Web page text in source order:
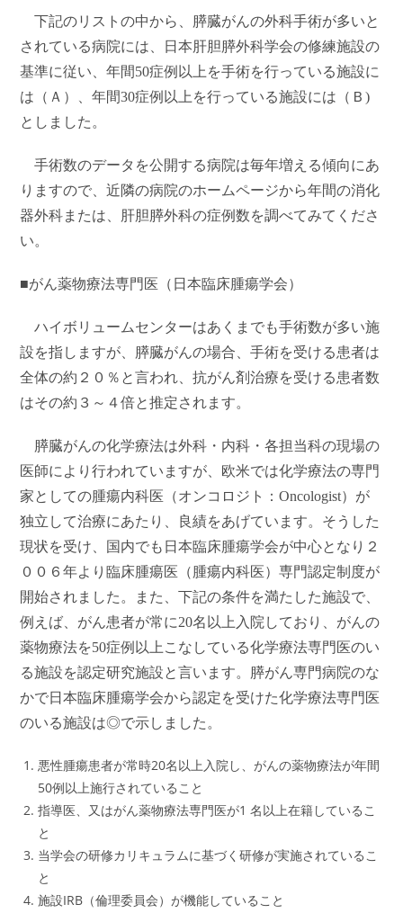
下記のリストの中から、膵臓がんの外科手術が多いと
されている病院には、日本肝胆膵外科学会の修練施設の
基準に従い、年間50症例以上を手術を行っている施設に
は（Ａ）、年間30症例以上を行っている施設には（Ｂ)
としました。
手術数のデータを公開する病院は毎年増える傾向にあ
りますので、近隣の病院のホームページから年間の消化
器外科または、肝胆膵外科の症例数を調べてみてくださ
い。
■がん薬物療法専門医（日本臨床腫瘍学会）
ハイボリュームセンターはあくまでも手術数が多い施
設を指しますが、膵臓がんの場合、手術を受ける患者は
全体の約２０％と言われ、抗がん剤治療を受ける患者数
はその約３～４倍と推定されます。
膵臓がんの化学療法は外科・内科・各担当科の現場の
医師により行われていますが、欧米では化学療法の専門
家としての腫瘍内科医（オンコロジト：Oncologist）が
独立して治療にあたり、良績をあげています。そうした
現状を受け、国内でも日本臨床腫瘍学会が中心となり２
００６年より臨床腫瘍医（腫瘍内科医）専門認定制度が
開始されました。また、下記の条件を満たした施設で、
例えば、がん患者が常に20名以上入院しており、がんの
薬物療法を50症例以上こなしている化学療法専門医のい
る施設を認定研究施設と言います。 膵がん専門病院のな
かで日本臨床腫瘍学会から認定を受けた化学療法専門医
のいる施設は◎で示しました。
悪性腫瘍患者が常時20名以上入院し、がんの薬物療法が年間
50例以上施行されていること
指導医、又はがん薬物療法専門医が1 名以上在籍しているこ
と
当学会の研修カリキュラムに基づく研修が実施されているこ
と
施設IRB（倫理委員会）が機能していること